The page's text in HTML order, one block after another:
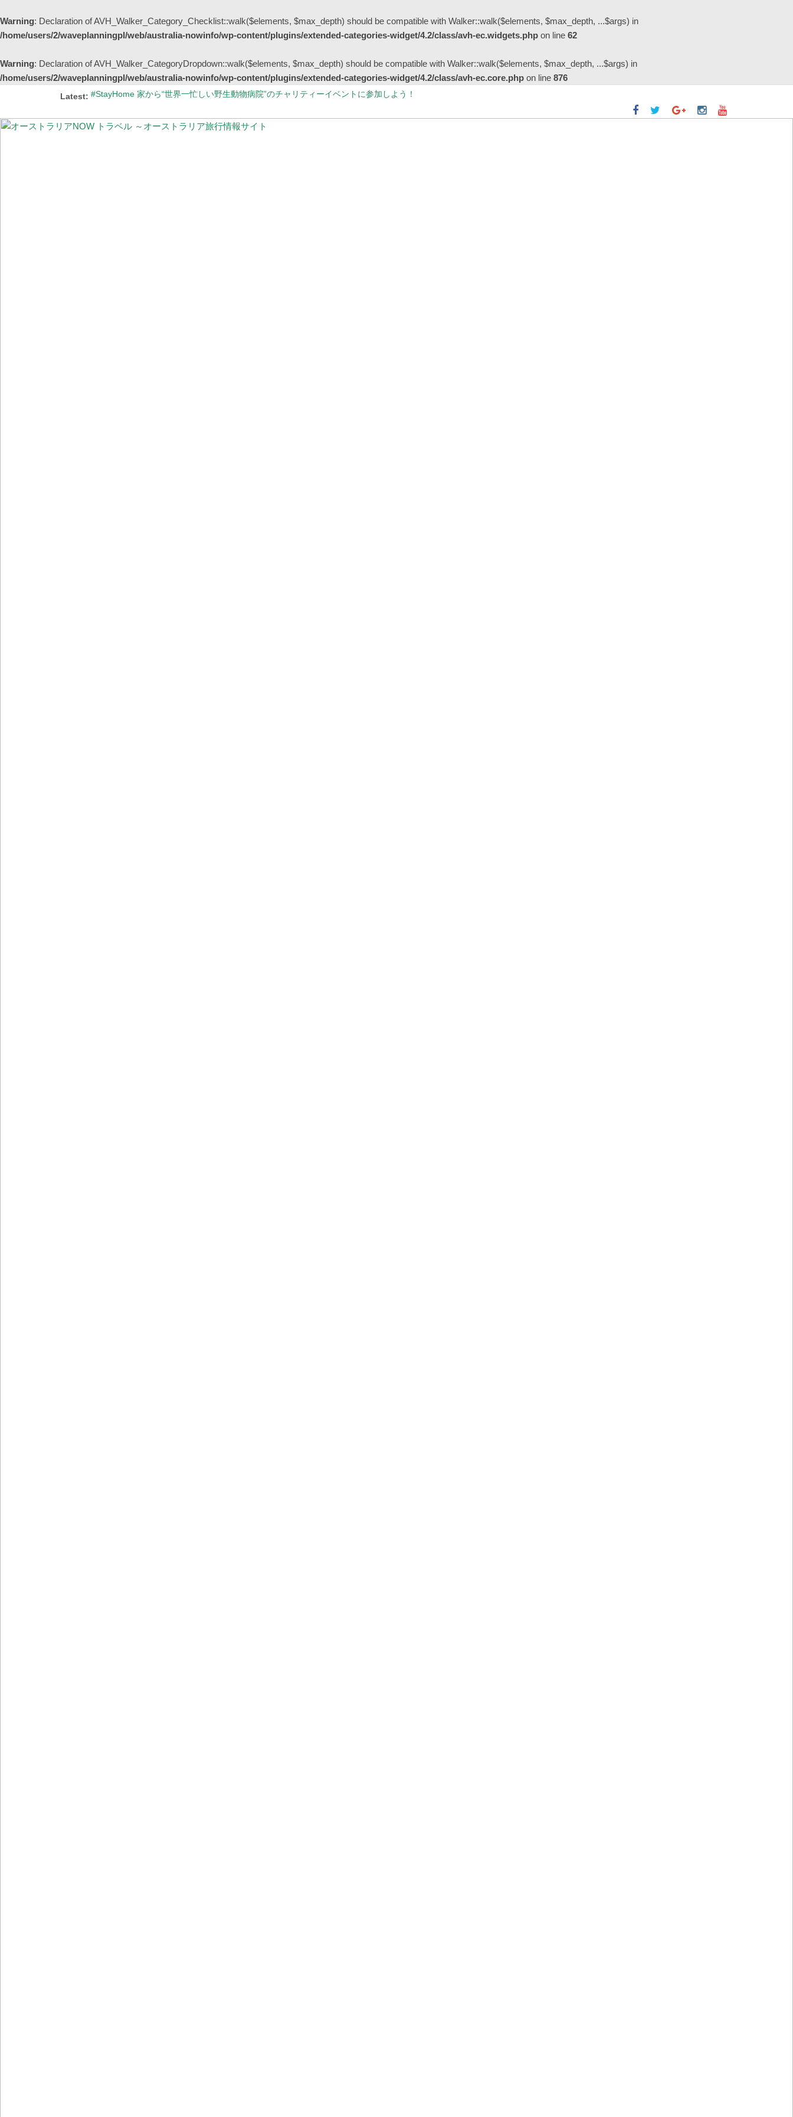
Warning: Declaration of AVH_Walker_Category_Checklist::walk($elements, $max_depth) should be compatible with Walker::walk($elements, $max_depth, ...$args) in
/home/users/2/waveplanningpl/web/australia-nowinfo/wp-content/plugins/extended-categories-widget/4.2/class/avh-ec.widgets.php on line 62
Warning: Declaration of AVH_Walker_CategoryDropdown::walk($elements, $max_depth) should be compatible with Walker::walk($elements, $max_depth, ...$args) in
/home/users/2/waveplanningpl/web/australia-nowinfo/wp-content/plugins/extended-categories-widget/4.2/class/avh-ec.core.php on line 876
Latest: #StayHome 家から“世界一忙しい野生動物病院”のチャリティーイベントに参加しよう！
シドニーの街中が幻想的な紫色に染まる季節 ～ジャカランダ物語